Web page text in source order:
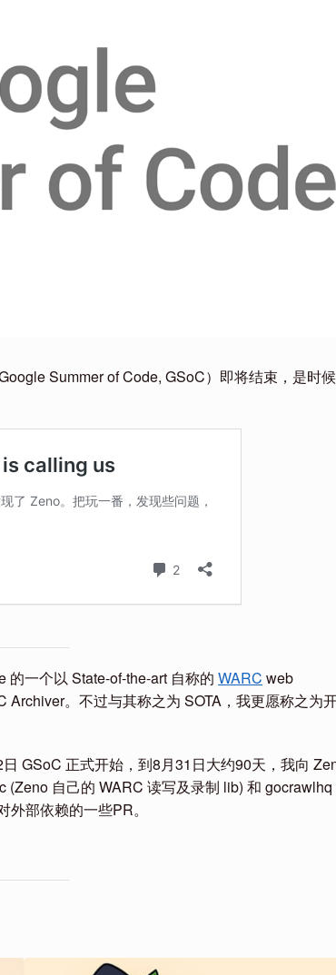
Google Summer of Code, GSoC）即将结束，是时
的一个以 State-of-the-art 自称的 WARC web
。不过与其称之为 SOTA，我更愿称之为
GSoC 正式开始，到8月31日大约90天，我向
(Zeno 自己的 WARC 读写及录制 lib) 和 gocrawlhq
外部依赖的一些PR。